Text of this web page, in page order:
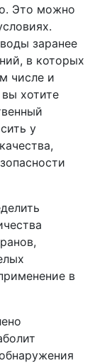
Это можно
заранее
в которых
числе и
хотите
у
в